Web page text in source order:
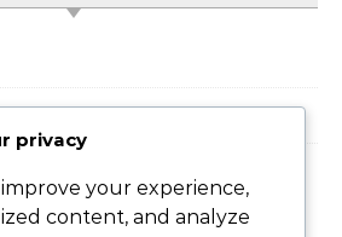
privacy
your experience,
content, and analyze